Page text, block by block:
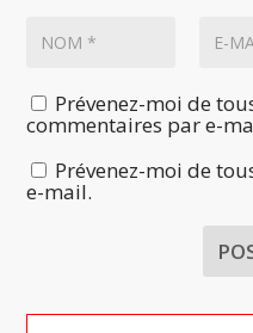
Prévenez-moi de
commentaires par e-
Prévenez-moi de
e-mail.